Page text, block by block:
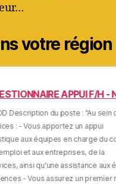
votre région
APPUI F/H -
Description du poste : "Au sein
: - Vous apportez un appui
aux équipes en charge du
et aux entreprises, de la
ainsi qu'une assistance aux
- Vous assurez un premier